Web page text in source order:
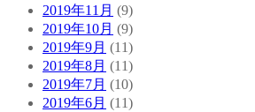
2019年11月 (9)
2019年10月 (9)
2019年9月 (11)
2019年8月 (11)
2019年7月 (10)
2019年6月 (11)